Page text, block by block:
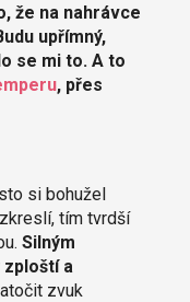
že na nahrávce
upřímný,
se mi to. A to
, přes
si bohužel
tím tvrdší
Silným
a
zvuk